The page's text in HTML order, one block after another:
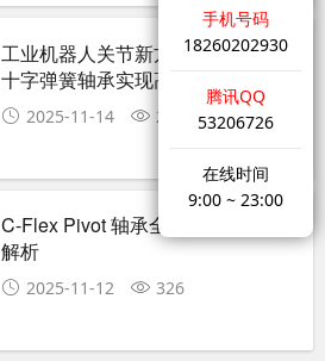
工业机器人关节新方案：C-FLEX
十字弹簧轴承实现高响应
2025-11-14 242
C-Flex Pivot 轴承全系列型号参数
解析
2025-11-12 326
手机号码
18260202930
腾讯QQ
53206726
在线时间
9:00 ~ 23:00